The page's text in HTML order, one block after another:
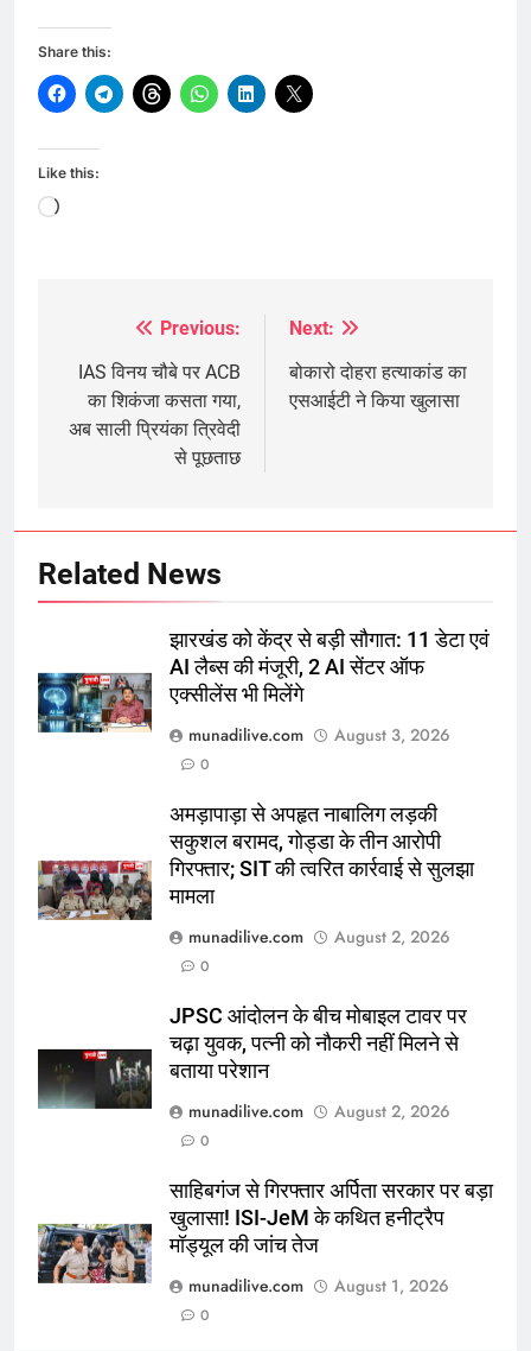
Share this:
Like this:
Loading…
navigation
Previous:
IAS विनय चौबे पर ACB
का शिकंजा कसता गया,
अब साली प्रियंका त्रिवेदी
से पूछताछ
Next:
बोकारो दोहरा हत्याकांड का
एसआईटी ने किया खुलासा
Related News
झारखंड को केंद्र से बड़ी सौगात: 11 डेटा एवं
AI लैब्स की मंजूरी, 2 AI सेंटर ऑफ
एक्सीलेंस भी मिलेंगे
munadilive.com
August 3, 2026
0
अमड़ापाड़ा से अपहृत नाबालिग लड़की
सकुशल बरामद, गोड्डा के तीन आरोपी
गिरफ्तार; SIT की त्वरित कार्रवाई से सुलझा
मामला
munadilive.com
August 2, 2026
0
JPSC आंदोलन के बीच मोबाइल टावर पर
चढ़ा युवक, पत्नी को नौकरी नहीं मिलने से
बताया परेशान
munadilive.com
August 2, 2026
0
साहिबगंज से गिरफ्तार अर्पिता सरकार पर बड़ा
खुलासा! ISI-JeM के कथित हनीट्रैप
मॉड्यूल की जांच तेज
munadilive.com
August 1, 2026
0